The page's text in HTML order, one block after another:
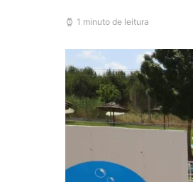
1 minuto de leitura